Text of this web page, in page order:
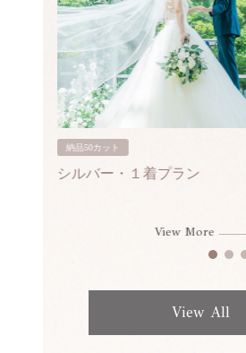
納品50カット
シルバー・１着プラン
View More
View All